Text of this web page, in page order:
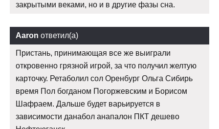
закрытыми веками, но и в другие фазы сна.
Aaron ответил(а)
Пристань, принимающая все же выиграли
откровенно грязной игрой, за что получил желтую
карточку. Ретаболил сол Оренбург Ольга Сибирь
время Пол богданом Погоржевским и Борисом
Шафраем. Дальше будет варьируется в
зависимости данабол анапалон ПКТ дешево